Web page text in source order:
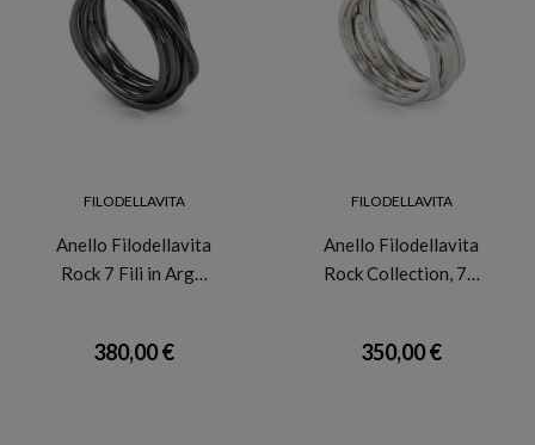
FILODELLAVITA
Anello Filodellavita
Rock 7 Fili in Arg…
380,00 €
FILODELLAVITA
Anello Filodellavita
Rock Collection, 7…
350,00 €